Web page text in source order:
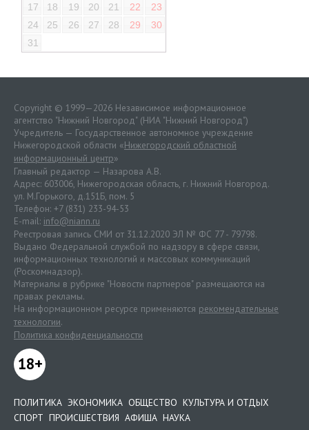
17
18 19 20 21 22
23
24
25 26 27 28 29
30
31
Copyright © 1999—2026 Независимое информационное
агентство "Нижний Новгород" (НИА "Нижний Новгород")
Учредитель — Государственное автономное учреждение
Нижегородской области «Нижегородский областной
информационный центр»
Главный редактор — Назарова А.В.
Адрес: 603006, Нижегородская область, г. Нижний Новгород.
ул. М.Горького, д.151Б, пом. 5
Телефон: +7 (831) 233-94-53
E-mail: info@niann.ru
Реестровая запись СМИ от 31.12.2020 ЭЛ № ФС 77 - 79798.
Выдано Федеральной службой по надзору в сфере связи,
информационных технологий и массовых коммуникаций
(Роскомнадзор).
Материалы в рубрике "Новости партнеров" размещаются на
правах рекламы.
На информационном ресурсе применяются рекомендательные
технологии.
Политика конфиденциальности
18+
ПОЛИТИКА ЭКОНОМИКА ОБЩЕСТВО КУЛЬТУРА И ОТДЫХ
СПОРТ ПРОИСШЕСТВИЯ АФИША НАУКА